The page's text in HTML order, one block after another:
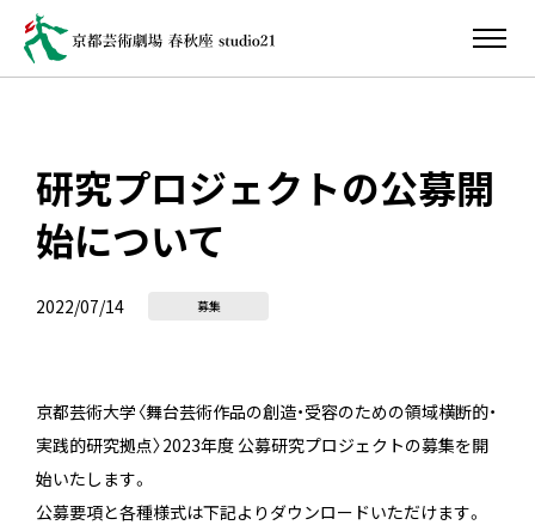
研究プロジェクトの公募開
始について
2022/07/14 募集
京都芸術大学〈舞台芸術作品の創造・受容のための領域横断的・
実践的研究拠点〉2023年度 公募研究プロジェクトの募集を開
始いたします。
公募要項と各種様式は下記よりダウンロードいただけます。